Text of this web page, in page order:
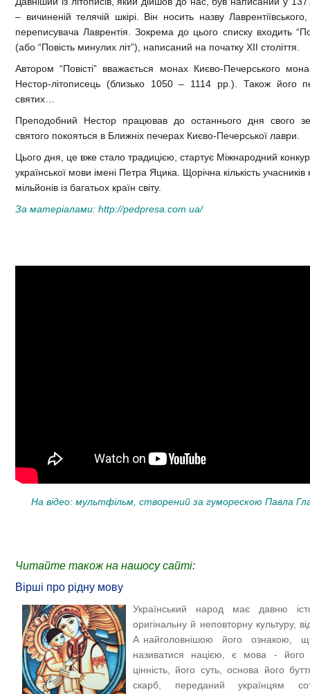
– вичиненій телячій шкірі. Він носить назву
переписувача Лаврентія. Зокрема до цього списку входить
(або “Повість минулих літ”), написаний на початку XII століття.
Автором “Повісті” вважається монах Києво-Печерського
Нестор-літописець (близько 1050 – 1114 рр.). Також його
святих…
Преподобний Нестор працював до останнього дня свого
святого покояться в Ближніх печерах Києво-Печерської лаври.
Цього дня, це вже стало традицією, стартує Міжнародний
української мови імені Петра Яцика. Щорічна кількість
мільйонів із багатьох країн світу.
За матеріалами: http://pedpresa.com.ua/
На відео: мультфільм, створений за гуморескою Павла
Читайте також на нашосу сайті:
Вірші про рідну мову
Український народ має давню
оригінальну й неповторну культуру,
А найголовнішою його ознакою,
називатися нацією, є мова - його
цінність, його суть, основа його
скарб, переданий українцям